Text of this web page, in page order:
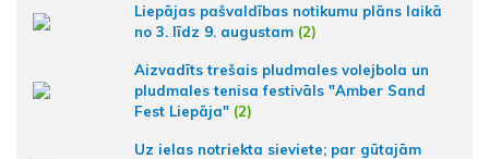
Liepājas pašvaldības notikumu plāns laikā
no 3. līdz 9. augustam (2)
Aizvadīts trešais pludmales volejbola un
pludmales tenisa festivāls "Amber Sand
Fest Liepāja" (2)
Uz ielas notriekta sieviete; par gūtajām